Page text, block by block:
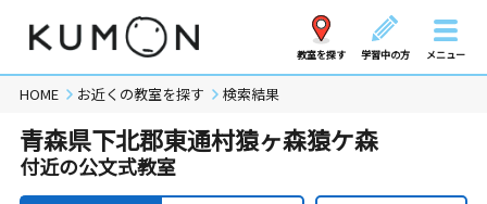
教室を探す 学習中の方 メニュー
HOME お近くの教室を探す 検索結果
青森県下北郡東通村猿ヶ森猿ケ森
付近の公文式教室